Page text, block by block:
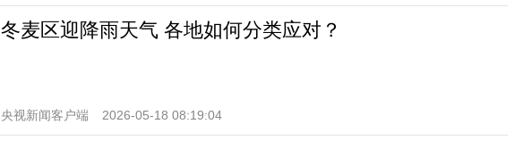
冬麦区迎降雨天气 各地如何分类应对？
央视新闻客户端 2026-05-18 08:19:04